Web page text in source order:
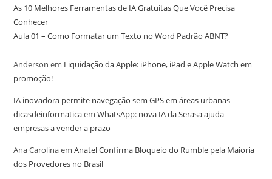
As 10 Melhores Ferramentas de IA Gratuitas Que Você Precisa
Conhecer
Aula 01 – Como Formatar um Texto no Word Padrão ABNT?
Anderson em Liquidação da Apple: iPhone, iPad e Apple Watch em
promoção!
IA inovadora permite navegação sem GPS em áreas urbanas -
dicasdeinformaticaemWhatsApp: nova IA da Serasa ajuda
empresas a vender a prazo
Ana CarolinaemAnatel Confirma Bloqueio do Rumble pela Maioria
dos Provedores no Brasil